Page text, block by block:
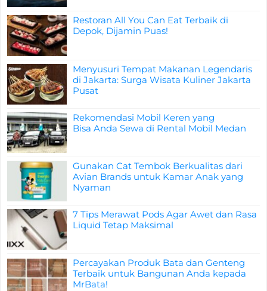
Restoran All You Can Eat Terbaik di
Depok, Dijamin Puas!
Menyusuri Tempat Makanan Legendaris
di Jakarta: Surga Wisata Kuliner Jakarta
Pusat
Rekomendasi Mobil Keren yang
Bisa Anda Sewa di Rental Mobil Medan
Gunakan Cat Tembok Berkualitas dari
Avian Brands untuk Kamar Anak yang
Nyaman
7 Tips Merawat Pods Agar Awet dan Rasa
Liquid Tetap Maksimal
Percayakan Produk Bata dan Genteng
Terbaik untuk Bangunan Anda kepada
MrBata!